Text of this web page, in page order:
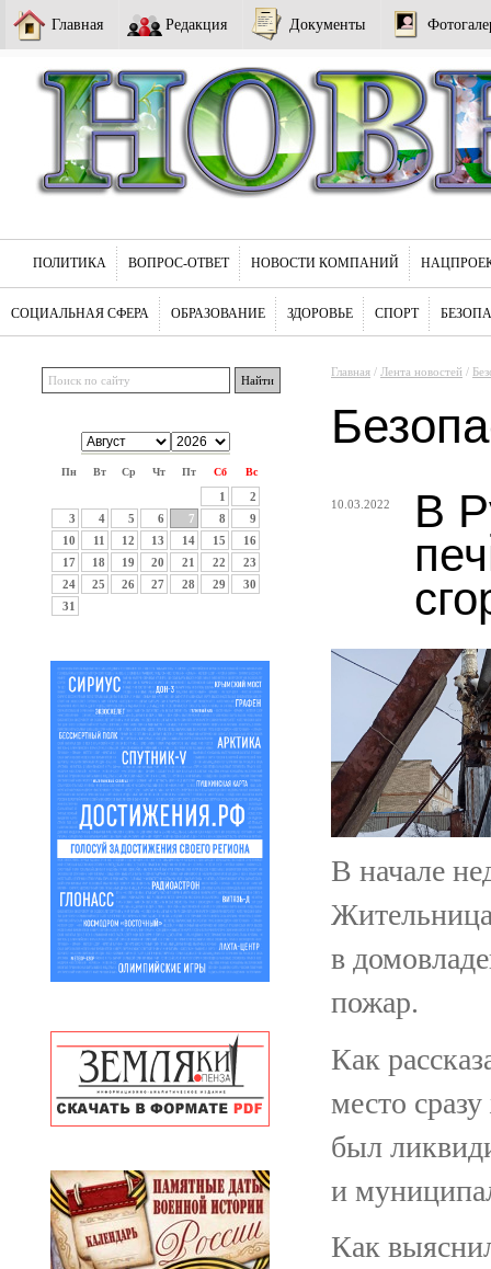
Главная Редакция Документы
ПОЛИТИКА ВОПРОС-ОТВЕТ НОВОСТИ КОМПАНИЙ
СОЦИАЛЬНАЯ СФЕРА ОБРАЗОВАНИЕ ЗДОРОВЬЕ СПОРТ
Пн Вт Ср Чт Пт Сб Вс
1
2
3
4 5 6 7 8
9
10
11 12 13 14 15
16
17
18 19 20 21 22
23
24
25 26 27 28 29
30
31
Главная / Лента новостей /
10.03.2022
В
В начале
в
пожар.
Как
место
был
и
Как